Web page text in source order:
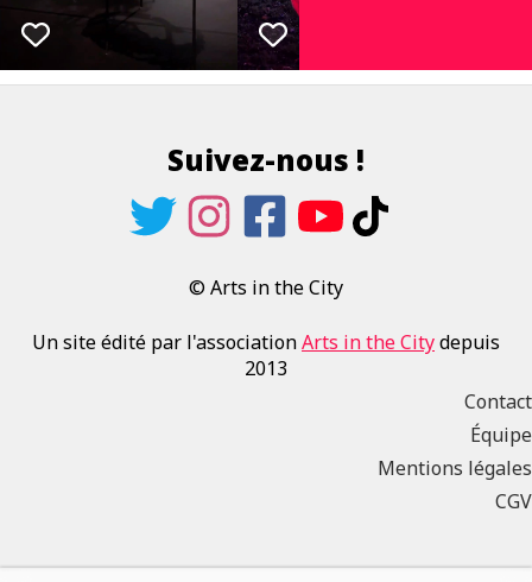
Suivez-nous !
© Arts in the City
Un site édité par l'associationArts in the Citydepuis
2013
Contact
Équipe
Mentions légales
CGV